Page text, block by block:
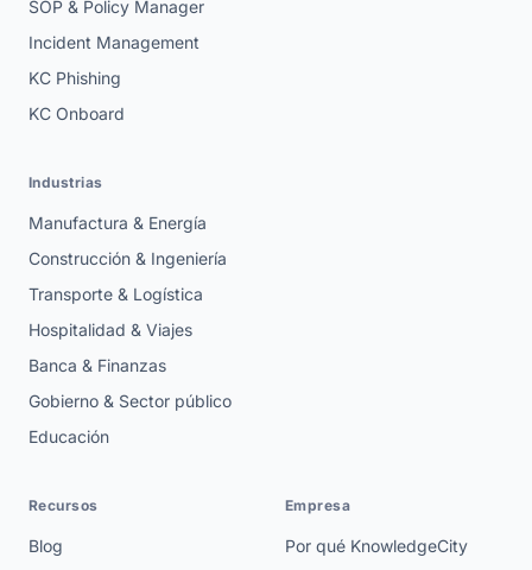
SOP & Policy Manager
Incident Management
KC Phishing
KC Onboard
Industrias
Manufactura & Energía
Construcción & Ingeniería
Transporte & Logística
Hospitalidad & Viajes
Banca & Finanzas
Gobierno & Sector público
Educación
Recursos
Blog
Empresa
Por qué KnowledgeCity